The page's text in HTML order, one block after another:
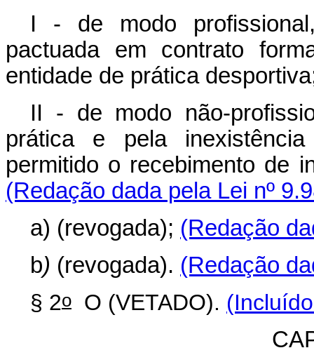
I - de modo
pactuada em contrato
entidade de prática
II - de modo não-
prática e pela
permitido o recebimento de
(Redação dada pela Lei nº
a) (revogada); (Redação
b) (revogada). (Redação
§ 2o O (VETADO).